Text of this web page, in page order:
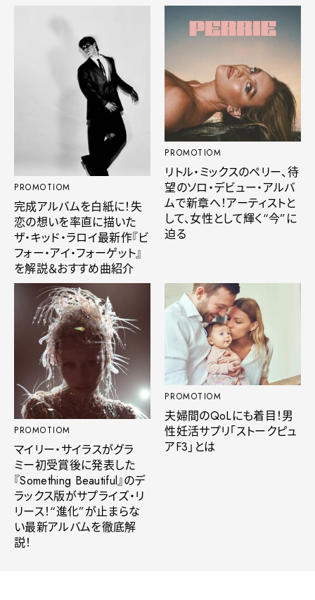
PROMOTIOM
完成アルバムを白紙に！失
恋の想いを率直に描いた
ザ・キッド・ラロイ最新作『ビ
フォー・アイ・フォーゲット』
を解説＆おすすめ曲紹介
PROMOTIOM
リトル・ミックスのペリー、待
望のソロ・デビュー・アルバ
ムで新章へ！アーティストと
して、女性として輝く“今”に
迫る
PROMOTIOM
マイリー・サイラスがグラ
ミー初受賞後に発表した
『Something Beautiful』のデ
ラックス版がサプライズ・リ
リース！“進化”が止まらな
い最新アルバムを徹底解
説！
PROMOTIOM
夫婦間のQoLにも着目！男
性妊活サプリ「ストークピュ
アF3」とは